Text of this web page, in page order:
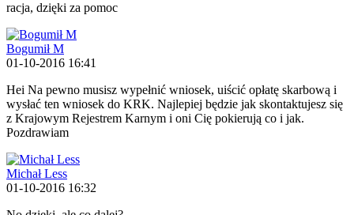
racja, dzięki za pomoc
Bogumił M
01-10-2016 16:41
Hei Na pewno musisz wypełnić wniosek, uiścić opłatę skarbową i
wysłać ten wniosek do KRK. Najlepiej będzie jak skontaktujesz się
z Krajowym Rejestrem Karnym i oni Cię pokierują co i jak.
Pozdrawiam
Michał Less
01-10-2016 16:32